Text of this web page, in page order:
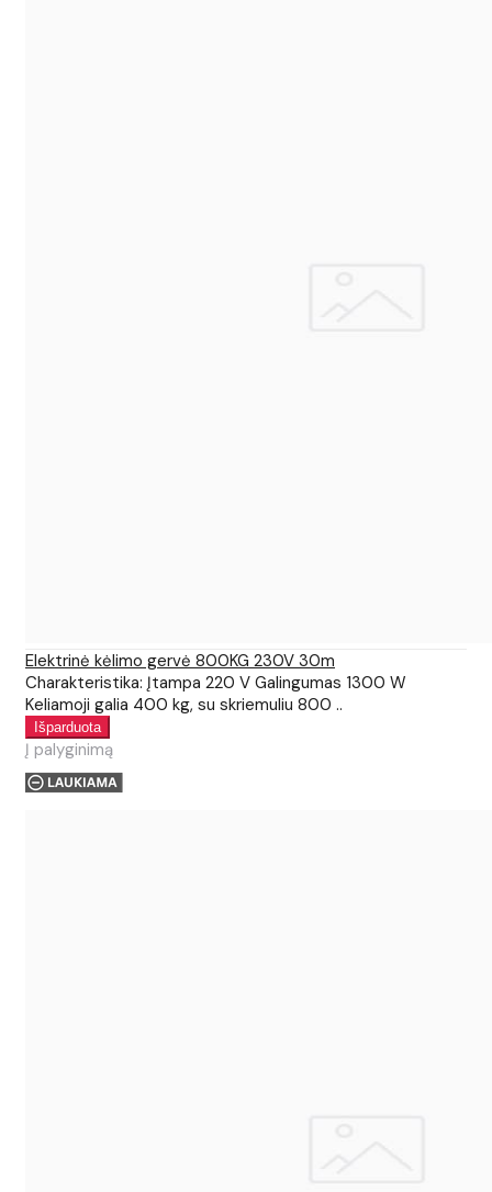
Elektrinė kėlimo gervė 800KG 230V 30m
Charakteristika: Įtampa 220 V Galingumas 1300 W
Keliamoji galia 400 kg, su skriemuliu 800 ..
Į palyginimą